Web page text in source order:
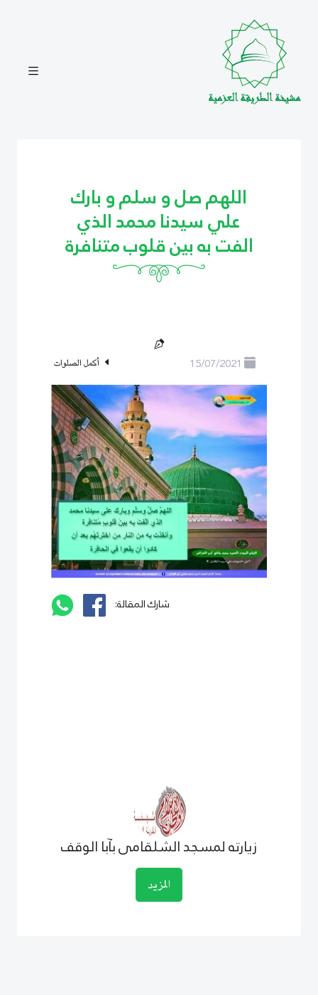
اللهم صل و سلم و بارك
علي سيدنا محمد الذي
الفت به بين قلوب متنافرة
15/07/2021 أكمل الصلوات
شارك المقالة:
زيارته لمسجد الشلقامى بآبا الوقف
المزيد